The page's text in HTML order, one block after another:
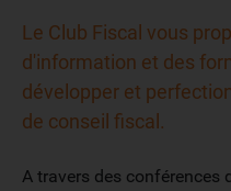
Le Club Fiscal vous
d'information et des
développer et
de conseil fiscal.
A travers des conférences